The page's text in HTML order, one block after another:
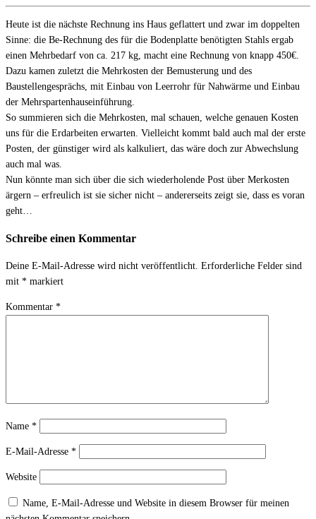
Heute ist die nächste Rechnung ins Haus geflattert und zwar im doppelten
Sinne: die Be-Rechnung des für die Bodenplatte benötigten Stahls ergab
einen Mehrbedarf von ca. 217 kg, macht eine Rechnung von knapp 450€.
Dazu kamen zuletzt die Mehrkosten der Bemusterung und des
Baustellengesprächs, mit Einbau von Leerrohr für Nahwärme und Einbau
der Mehrspartenhauseinführung.
So summieren sich die Mehrkosten, mal schauen, welche genauen Kosten
uns für die Erdarbeiten erwarten. Vielleicht kommt bald auch mal der erste
Posten, der günstiger wird als kalkuliert, das wäre doch zur Abwechslung
auch mal was.
Nun könnte man sich über die sich wiederholende Post über Merkosten
ärgern – erfreulich ist sie sicher nicht – andererseits zeigt sie, dass es voran
geht…
Schreibe einen Kommentar
Deine E-Mail-Adresse wird nicht veröffentlicht. Erforderliche Felder sind
mit * markiert
Kommentar *
Name *
E-Mail-Adresse *
Website
Name, E-Mail-Adresse und Website in diesem Browser für meinen